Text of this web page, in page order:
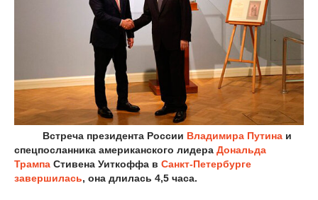
Встреча президента России Владимира Путина и
спецпосланника американского лидера Дональда
Трампа Стивена Уиткоффа в Санкт-Петербурге
завершилась, она длилась 4,5 часа.